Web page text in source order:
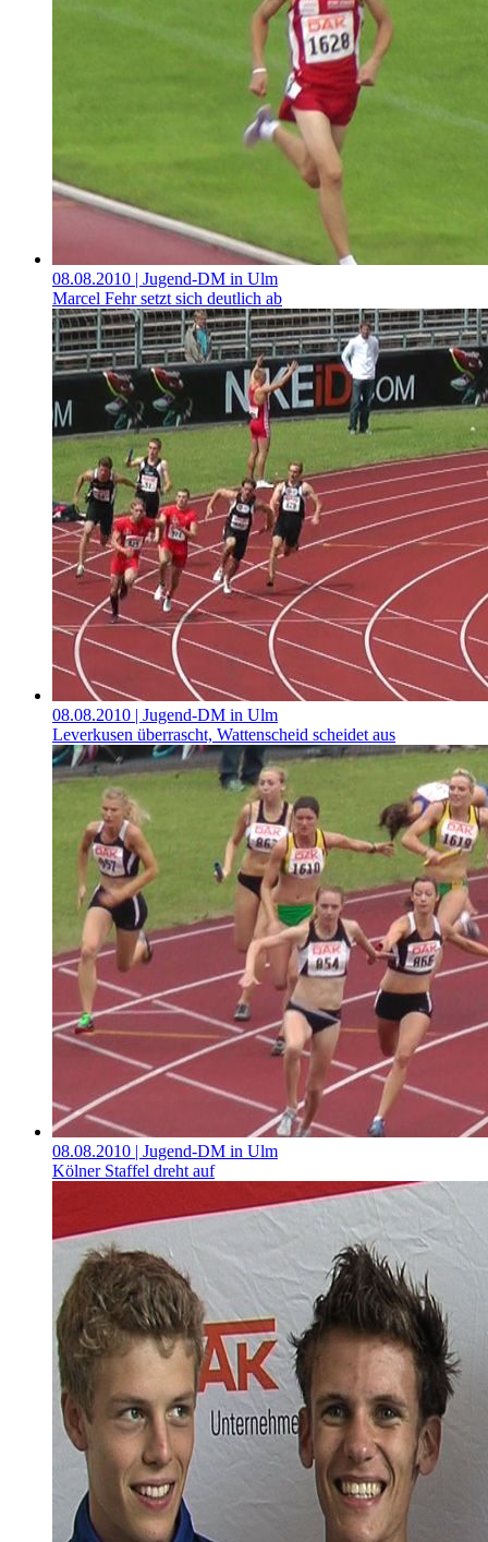
08.08.2010 | Jugend-DM in Ulm
Marcel Fehr setzt sich deutlich ab
08.08.2010 | Jugend-DM in Ulm
Leverkusen überrascht, Wattenscheid scheidet aus
08.08.2010 | Jugend-DM in Ulm
Kölner Staffel dreht auf